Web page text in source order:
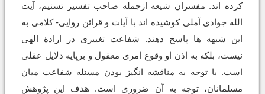
کرده اند. مفسران شیعه ازجمله صاحب تفسیر تسنیم، آیت
الله جوادی آملی کوشیده اند با آیات و قرائن روایی- کلامی به
این شبهه ها پاسخ دهند. شفاعت تغییری در ارادۀ الهی
نیست، بلکه به اذن او وقوع امری معقول و برپایه دلایل عقلی
است. با توجه به مناقشه انگیز بودن مسئله شفاعت میان
مسلمانان، توجه به آن ضروری است. هدف این پژوهش